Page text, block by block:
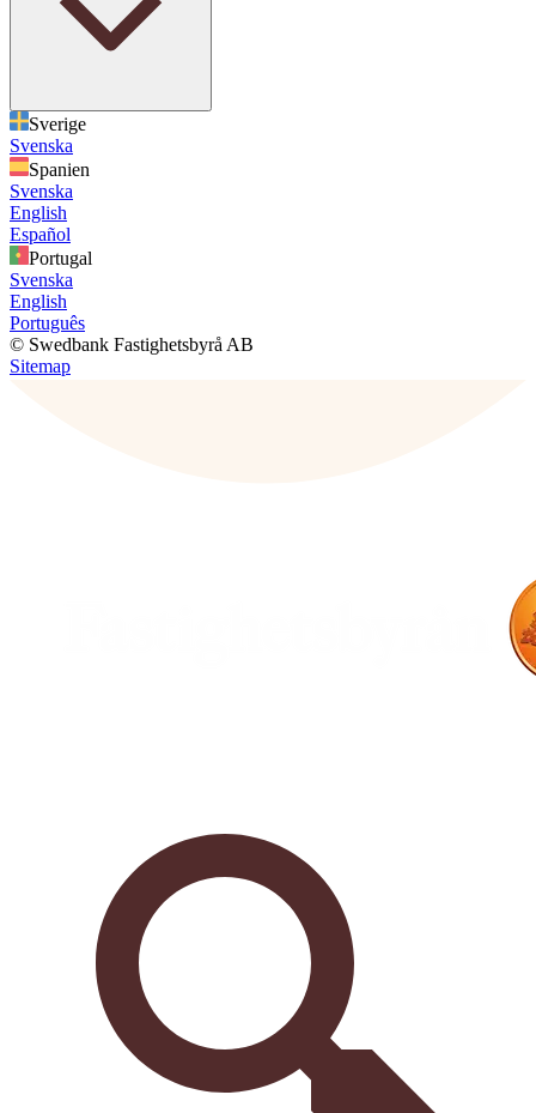
Sverige
Svenska
Spanien
Svenska
English
Español
Portugal
Svenska
English
Português
© Swedbank Fastighetsbyrå AB
Sitemap